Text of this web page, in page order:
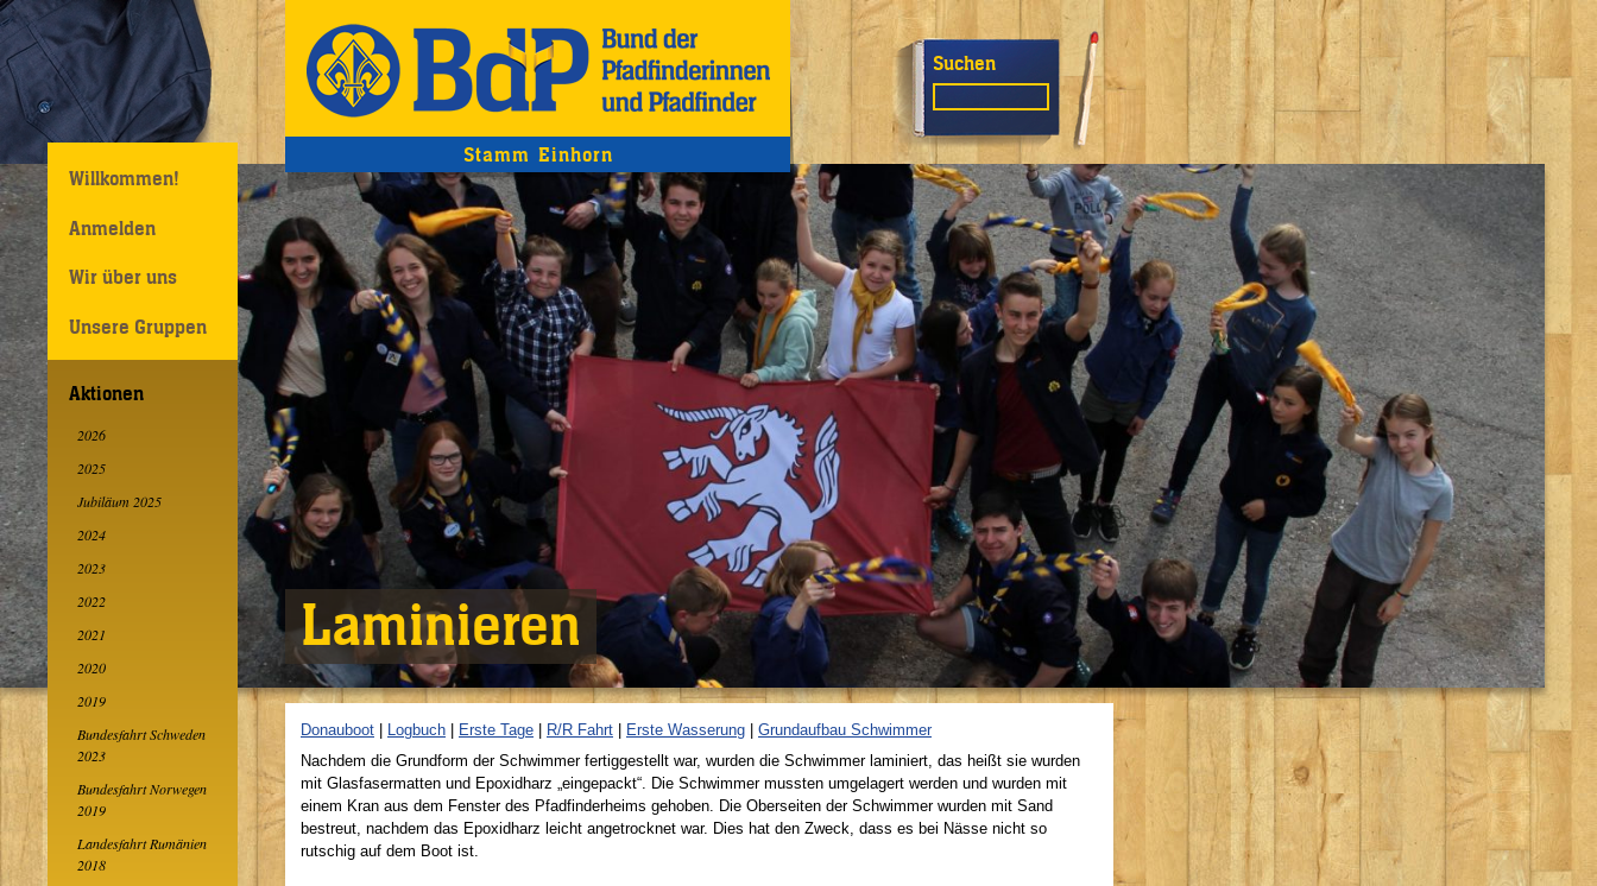
Stamm Einhorn
Suchen
Willkommen!
Anmelden
Wir über uns
Unsere Gruppen
Aktionen
2026
2025
Jubiläum 2025
2024
2023
2022
2021
2020
2019
Bundesfahrt Schweden
2023
Bundesfahrt Norwegen
2019
Landesfahrt Rumänien
2018
Laminieren
Donauboot Logbuch Erste Tage R/R Fahrt Erste Wasserung
Grundaufbau Schwimmer
Nachdem die Grundform der Schwimmer fertiggestellt war, wurden die Schwimmer laminiert, das heißt sie wurden
mit Glasfasermatten und Epoxidharz „eingepackt“. Die Schwimmer mussten umgelagert werden und wurden mit
einem Kran aus dem Fenster des Pfadfinderheims gehoben. Die Oberseiten der Schwimmer wurden mit Sand
bestreut, nachdem das Epoxidharz leicht angetrocknet war. Dies hat den Zweck, dass es bei Nässe nicht so
rutschig auf dem Boot ist.